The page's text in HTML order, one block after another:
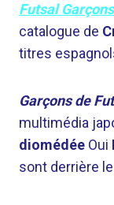
Futsal Garçons
catalogue de
titres
Garçons de
multimédia
diomédée Oui
sont derrière